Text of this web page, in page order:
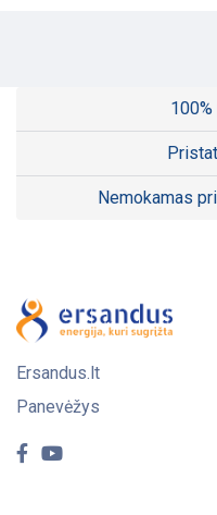
Nemokamas
Ersandus.lt
Panevėžys